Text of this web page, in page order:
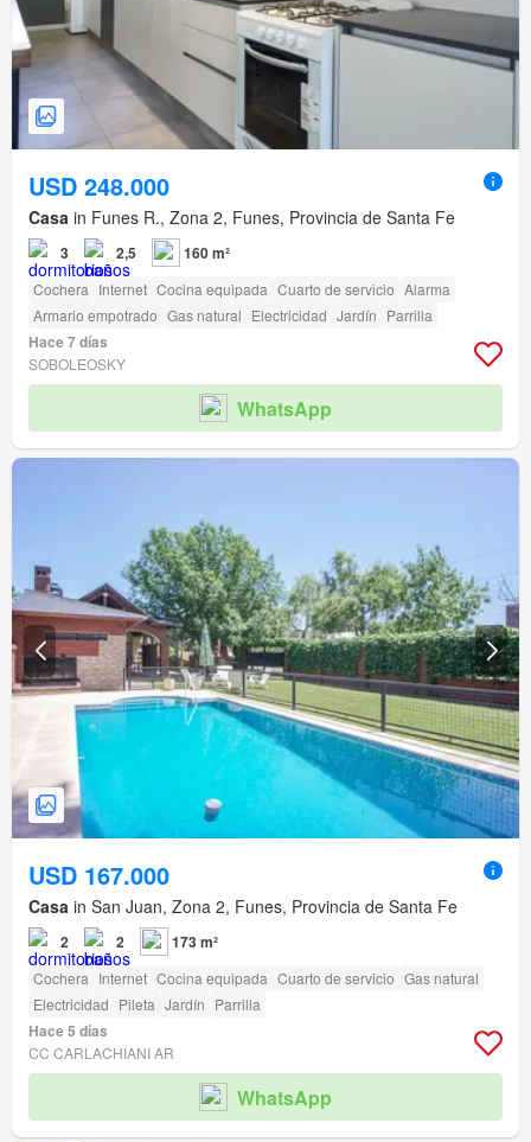
USD 248.000
Casa in Funes R., Zona 2, Funes, Provincia de Santa Fe
3 2,5 160 m²
Cochera Internet Cocina equipada Cuarto de servicio Alarma
Armario empotrado Gas natural Electricidad Jardín Parrilla
Hace 7 días
SOBOLEOSKY
WhatsApp
USD 167.000
Casa in San Juan, Zona 2, Funes, Provincia de Santa Fe
2 2 173 m²
Cochera Internet Cocina equipada Cuarto de servicio Gas natural
Electricidad Pileta Jardín Parrilla
Hace 5 días
CC CARLACHIANI AR
WhatsApp